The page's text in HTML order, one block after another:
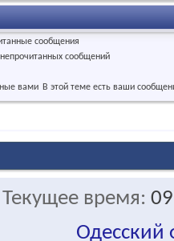
сообщения
непрочитанных сообщений
В этой теме есть ваши
Текущее время:
Одесский